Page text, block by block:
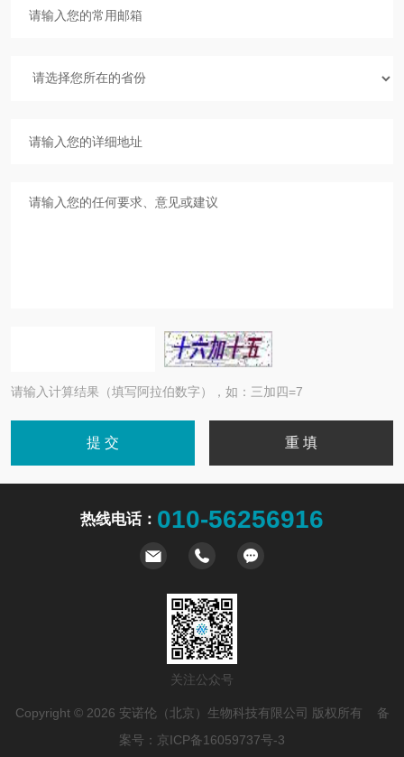
请输入计算结果（填写阿拉伯数字），如：三加四=7
热线电话： 010-56256916
关注公众号
Copyright © 2026 安诺伦（北京）生物科技有限公司 版权所有 备
案号： 京ICP备16059737号-3